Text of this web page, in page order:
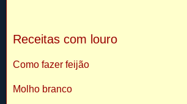
Receitas com louro
Como fazer feijão
Molho branco